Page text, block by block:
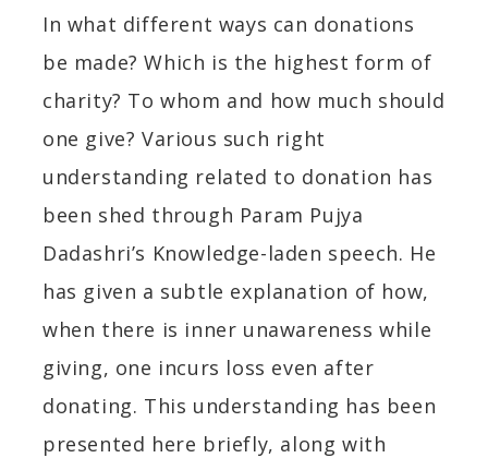
In what different ways can donations
be made? Which is the highest form of
charity? To whom and how much should
one give? Various such right
understanding related to donation has
been shed through Param Pujya
Dadashri’s Knowledge-laden speech. He
has given a subtle explanation of how,
when there is inner unawareness while
giving, one incurs loss even after
donating. This understanding has been
presented here briefly, along with